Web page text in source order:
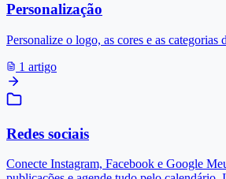
Personalização
Personalize o logo, as cores e as categorias
1 artigo
Redes sociais
Conecte Instagram, Facebook e Google